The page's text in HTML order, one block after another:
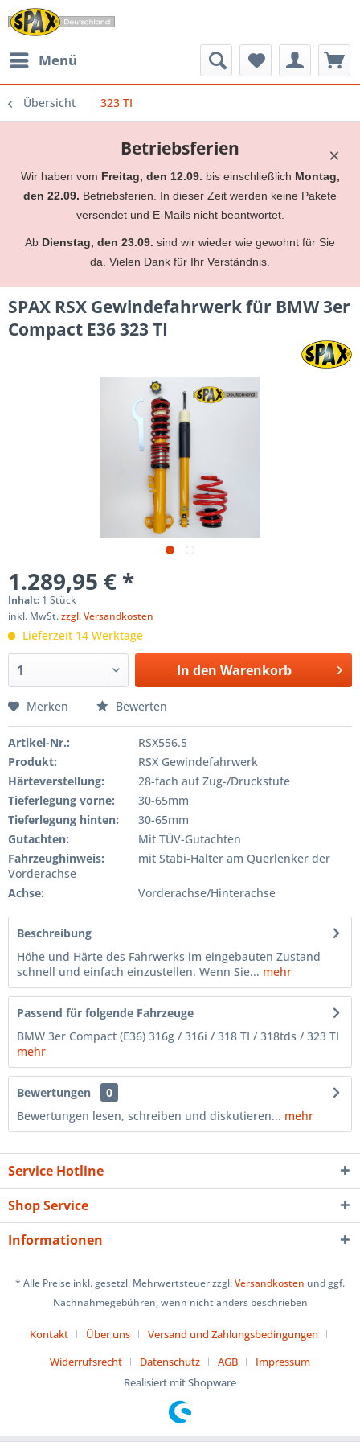
Menü
Übersicht 323 TI
×
Betriebsferien
Wir haben vom Freitag, den 12.09. bis einschließlich Montag,
den 22.09. Betriebsferien. In dieser Zeit werden keine Pakete
versendet und E-Mails nicht beantwortet.
Ab Dienstag, den 23.09. sind wir wieder wie gewohnt für Sie
da. Vielen Dank für Ihr Verständnis.
SPAX RSX Gewindefahrwerk für BMW 3er
Compact E36 323 TI
1.289,95 € *
Inhalt: 1 Stück
inkl. MwSt.zzgl. Versandkosten
Lieferzeit 14 Werktage
In den Warenkorb
Merken Bewerten
Artikel-Nr.:
RSX556.5
Produkt:
RSX Gewindefahrwerk
Härteverstellung:
28-fach auf Zug-/Druckstufe
Tieferlegung vorne:
30-65mm
Tieferlegung hinten:
30-65mm
Gutachten:
Mit TÜV-Gutachten
Fahrzeughinweis:
mit Stabi-Halter am Querlenker der
Vorderachse
Achse:
Vorderachse/Hinterachse
Beschreibung
Höhe und Härte des Fahrwerks im eingebauten Zustand
schnell und einfach einzustellen. Wenn Sie... mehr
Passend für folgende Fahrzeuge
BMW 3er Compact (E36) 316g / 316i / 318 TI / 318tds / 323 TI
mehr
Bewertungen
0
Bewertungen lesen, schreiben und diskutieren... mehr
Service Hotline
Shop Service
Informationen
* Alle Preise inkl. gesetzl. Mehrwertsteuer zzgl.Versandkosten und ggf.
Nachnahmegebühren, wenn nicht anders beschrieben
Kontakt Über uns
Versand und Zahlungsbedingungen
Widerrufsrecht
Datenschutz AGB
Impressum
Realisiert mit Shopware